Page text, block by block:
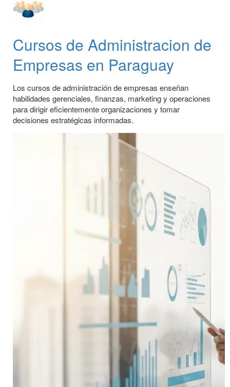
Cursos de Administracion de
Empresas en Paraguay
Los cursos de administración de empresas enseñan
habilidades gerenciales, finanzas, marketing y operaciones
para dirigir eficientemente organizaciones y tomar
decisiones estratégicas informadas.